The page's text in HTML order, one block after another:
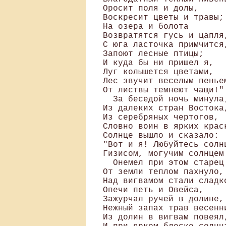
Оросит поля и долы,
Воскресит цветы и травы;
На озера и болота
Возвратятся гусь и
С юга ласточка
Запоют лесные птицы;
И куда бы ни пришел я,
Луг колышется цветами,
Лес звучит веселым
От листвы темнеют чащи!"
За беседой ночь
Из далеких стран
Из серебряных чертогов,
Словно воин в ярких
Солнце вышло и сказало:
"Вот и я! Любуйтесь
Гизисом, могучим
Онемел при этом
От земли теплом пахнуло,
Над вигвамом стали
Опечи петь и Овейса,
Зажурчал ручей в долине,
Нежный запах трав
Из долин в вигвам